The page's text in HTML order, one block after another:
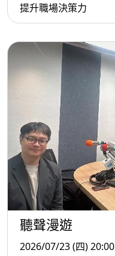
提升職場決策力
聽聲漫遊
2026/07/23 (四) 20:00